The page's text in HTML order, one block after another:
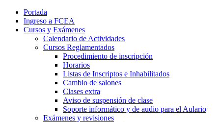
Portada
Ingreso a FCEA
Cursos y Exámenes
Calendario de Actividades
Cursos Reglamentados
Procedimiento de inscripción
Horarios
Listas de Inscriptos e Inhabilitados
Cambio de salones
Clases extra
Aviso de suspensión de clase
Soporte informático y de audio para el Aulario
Exámenes y revisiones